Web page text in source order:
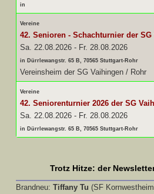
in
Vereine
42. Senioren - Schachturnier der
Sa. 22.08.2026 - Fr. 28.08.2026
in Dürrlewangstr. 65 B, 70565 Stuttgart-Rohr
Vereinsheim der SG Vaihingen / Rohr
Vereine
42. Seniorenturnier 2026 der SG
Sa. 22.08.2026 - Fr. 28.08.2026
in Dürrlewangstr. 65 B, 70565 Stuttgart-Rohr
Trotz Hitze: der
Brandneu: Tiffany Tu (SF